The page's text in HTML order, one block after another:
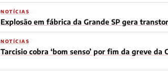
NOTÍCIAS
Explosão em fábrica da Grande SP gera
NOTÍCIAS
Tarcisio cobra ‘bom senso’ por fim da greve da